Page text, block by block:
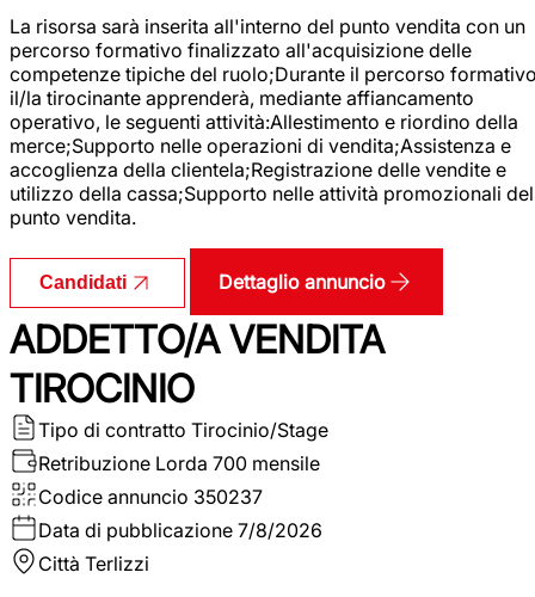
La risorsa sarà inserita all'interno del punto vendita con un
percorso formativo finalizzato all'acquisizione delle
competenze tipiche del ruolo;Durante il percorso
il/la tirocinante apprenderà, mediante affiancamento
operativo, le seguenti attività:Allestimento e riordino della
merce;Supporto nelle operazioni di vendita;Assistenza e
accoglienza della clientela;Registrazione delle vendite e
utilizzo della cassa;Supporto nelle attività promozionali del
punto vendita.
Candidati Dettaglio annuncio
ADDETTO/A VENDITA
TIROCINIO
Tipo di contratto Tirocinio/Stage
Retribuzione Lorda 700 mensile
Codice annuncio 350237
Data di pubblicazione 7/8/2026
Città Terlizzi